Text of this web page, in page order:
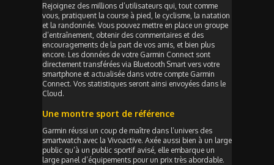
Rejoignez des millions d’utilisateurs qui, tout comme
vous, pratiquent la course à pied, le cyclisme, la natation
et la randonnée. Vous pouvez mettre en place un groupe
d’entraînement, obtenir des commentaires et des
encouragements de la part de vos amis, et bien plus
encore. Les données de votre Garmin Connect sont
directement transférées via Bluetooth Smart vers votre
smartphone et actualisée dans votre compte Garmin
Connect. Vos statistiques seront ainsi envoyées dans le
Cloud.
Une montre sport de référence
Garmin réussi un coup de maître dans l’univers des
smartwatch avec la Vivoactive. Axée aussi bien à un large
public qu’à un public sportif avisé, elle embarque un
large panel d’équipements pour un prix très abordable.